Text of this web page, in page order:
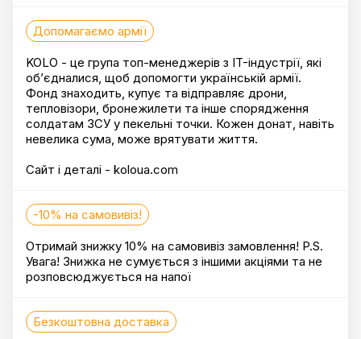
Допомагаємо армії
KOLO - це група топ-менеджерів з IT-індустрії, які
об’єдналися, щоб допомогти українській армії.
Фонд знаходить, купує та відправляє дрони,
тепловізори, бронежилети та інше спорядження
солдатам ЗСУ у пекельні точки. Кожен донат, навіть
невелика сума, може врятувати життя.
Сайт і деталі - koloua.com
-10% на самовивіз!
Отримай знижку 10% на самовивіз замовлення! P.S.
Увага! Знижка не сумується з іншими акціями та не
розповсюджується на напої
Безкоштовна доставка